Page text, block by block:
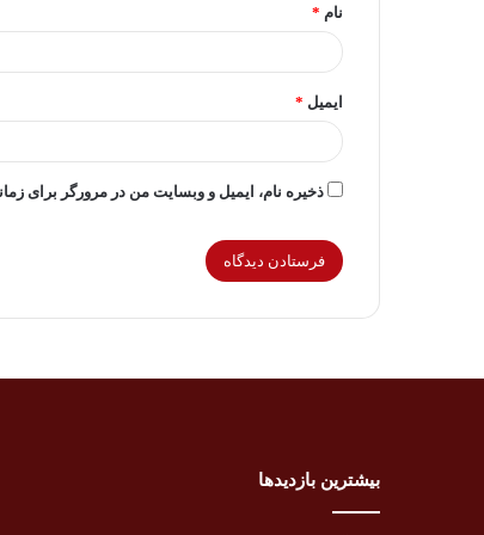
نام *
ایمیل *
ذخیره نام، ایمیل و وبسایت من در مرورگر برای
بیشترین بازدیدها